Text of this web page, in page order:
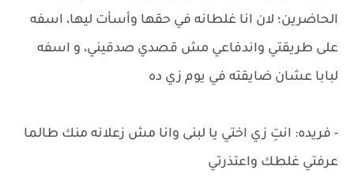
الحاضرين؛ لان انا غلطانه في حقها وأسأت ليها، اسفه
على طريقتي واندفاعي مش قصدي صدقيني، و اسفه
لبابا عشان ضايقته في يوم زي ده
- فريده: انتِ زي اختي يا لبنى وانا مش زعلانه منك طالما
عرفتي غلطك واعتذرتي